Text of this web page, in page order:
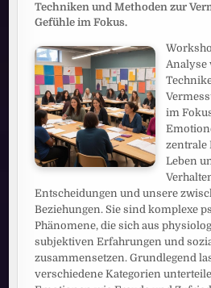
Techniken und Methoden zur
Gefühle im Fokus.
Analyse
im
zentrale
Leben
Entscheidungen und unsere
Beziehungen. Sie sind komplexe
Phänomene, die sich aus
subjektiven Erfahrungen und
zusammensetzen. Grundlegend
verschiedene Kategorien